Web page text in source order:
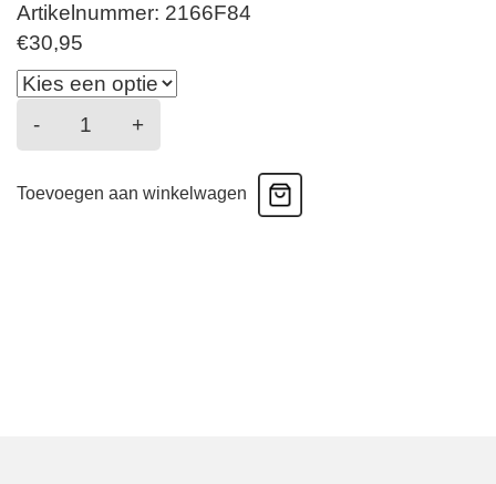
Artikelnummer: 2166F84
€30,95
-
Men's
Premium
+
Toevoegen aan winkelwagen